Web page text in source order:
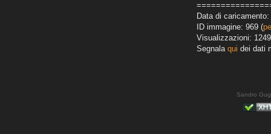
Data di caricamento:
ID immagine: 969 (
Visualizzazioni: 1249
Segnala qui dei dati
Sandro